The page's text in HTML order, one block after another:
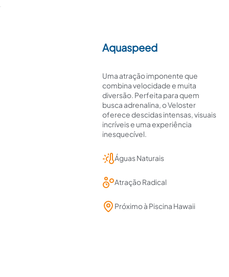
Aquaspeed
Uma atração imponente que
combina velocidade e muita
diversão. Perfeita para quem
busca adrenalina, o Veloster
oferece descidas intensas, visuais
incríveis e uma experiência
inesquecível.
Águas Naturais
Atração Radical
Próximo à Piscina Hawaii